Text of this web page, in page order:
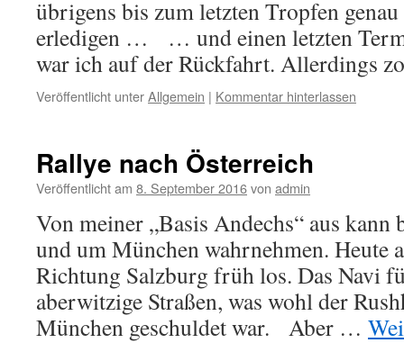
übrigens bis zum letzten Tropfen
erledigen … … und einen letzten
war ich auf der Rückfahrt. Allerdings
Veröffentlicht unterAllgemein | Kommentar hinterlassen
Rallye nach Österreich
Veröffentlicht am 8. September 2016von admin
Von meiner „Basis Andechs“ aus
und um München wahrnehmen. Heute
Richtung Salzburg früh los. Das Navi
aberwitzige Straßen, was wohl der
München geschuldet war. Aber …